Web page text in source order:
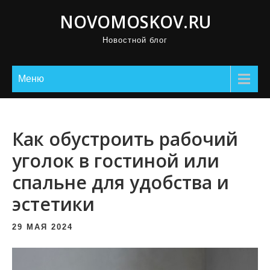
NOVOMOSKOV.RU
Новостной блог
Меню
Как обустроить рабочий
уголок в гостиной или
спальне для удобства и
эстетики
29 МАЯ 2024